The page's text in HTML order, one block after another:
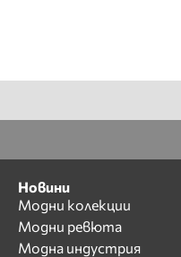
Новини
Модни колекции
Модни ревюта
Модна индустрия